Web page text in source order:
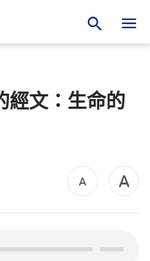
經文：生命的
00:00